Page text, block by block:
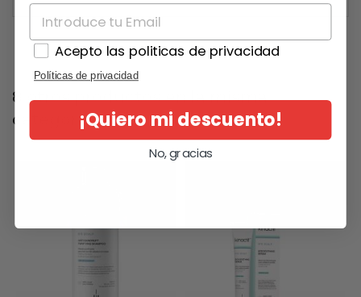
8 otros productos en la misma
categoría:
Acepto las politicas de privacidad
Políticas de privacidad
¡Quiero mi descuento!
No, gracias